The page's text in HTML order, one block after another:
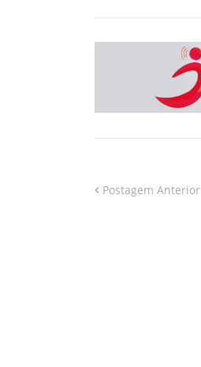
Postagem Anterior